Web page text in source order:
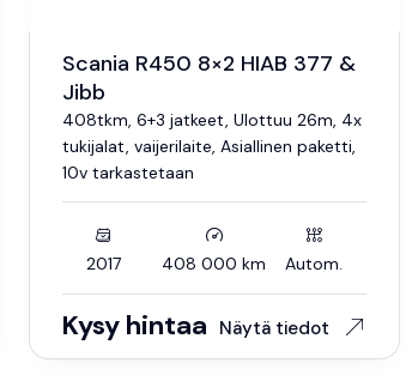
Scania R450 8×2 HIAB 377 &
Jibb
408tkm, 6+3 jatkeet, Ulottuu 26m, 4x
tukijalat, vaijerilaite, Asiallinen paketti,
10v tarkastetaan
2017 408 000 km Autom.
Kysy hintaa Näytä tiedot